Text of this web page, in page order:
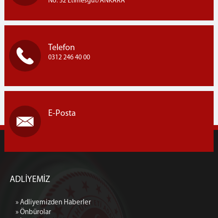
İletişim ve Ulaşım
Telefon
0312 246 40 00
E-Posta
ADLİYEMİZ
» Adliyemizden Haberler
» Önbürolar